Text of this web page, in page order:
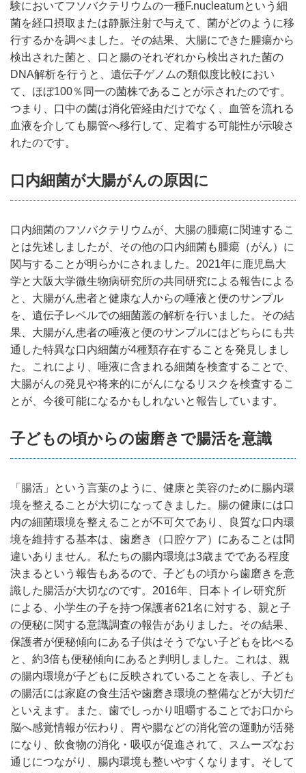
験においてフソバクテリウムの一種F.nucleatumという細
菌を経口摂取または静脈注射で与えて、菌がどのように移
行するかを調べました。その結果、大腸にできた腫瘍から
検出された菌と、口と腸のそれぞれから検出された菌の
DNA解析を行うと、遺伝子ゲノムの類似度比較におい
て、ほぼ100％同一の菌株であることが示されたのです。
つまり、口中の菌は消化管経由だけでなく、血管を流れる
血液を介しても腸管へ移行して、定着する可能性が示唆さ
れたのです。
口内細菌が大腸がんの原因に
口内細菌のフソバクテリウムが、大腸の腫瘍に関連するこ
とは先述しましたが、その他の口内細菌も腫瘍（がん）に
関与することが明らかにされました。2021年に鹿児島大
学と大阪大学微生物病研究所の共同研究による報告による
と、大腸がん患者と健康な人からの唾液と便のサンプル
を、遺伝子レベルでの細菌叢の解析を行いました。その結
果、大腸がん患者の唾液と便のサンプルにはどちらにも共
通した特異な口内細菌が4種類存在することを発見しまし
た。これにより、唾液に含まれる細菌を検査することで、
大腸がんの発見や将来的にがんになるリスクを検査するこ
とが、今後可能になるかもしれないと報告しています。
子どもの頃からの歯磨きで腸活を意識
「腸活」という言葉のように、健康と美容のために腸内環
境を整えることが大切になってきました。腸の健康には口
内の細菌環境を整えることが不可欠であり、良質な口内環
境を維持する基本は、歯磨き（口腔ケア）にあることは間
違いありません。私たちの腸内環境は3歳までである程度
決まるという報告もあるので、子どもの頃から歯磨きを意
識した腸活が大切なのです。2016年、日本トイレ研究所
による、小学生の子を持つ保護者621名に対する、親と子
の便秘に関する意識調査の報告がありました。その結果、
保護者が便秘傾向にある子供はそうでない子どもを比べる
と、約3倍も便秘傾向にあると判明しました。これは、親
の腸内環境が子どもに反映されていることを表し、子ども
の腸活には家庭の食生活や歯磨き環境の整備などが大切だ
といえます。また、歯でしっかり咀嚼することでお口から
脳へ感覚情報が伝わり、胃や腸などの消化管の運動が活発
になり、飲食物の消化・吸収が促進されて、スムーズなお
通じにつながり、腸内環境も整いやすくなります。そして